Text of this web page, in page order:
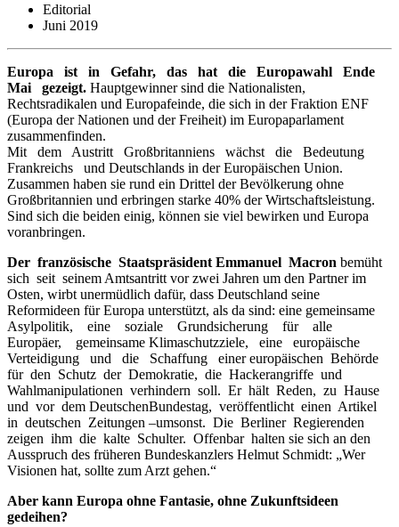
Editorial
Juni 2019
Europa ist in Gefahr, das hat die Europawahl Ende
Mai gezeigt. Hauptgewinner sind die Nationalisten,
Rechtsradikalen und Europafeinde, die sich in der Fraktion ENF
(Europa der Nationen und der Freiheit) im Europaparlament
zusammenfinden.
Mit dem Austritt Großbritanniens wächst die Bedeutung
Frankreichs und Deutschlands in der Europäischen Union.
Zusammen haben sie rund ein Drittel der Bevölkerung ohne
Großbritannien und erbringen starke 40% der Wirtschaftsleistung.
Sind sich die beiden einig, können sie viel bewirken und Europa
voranbringen.
Der französische Staatspräsident Emmanuel Macron bemüht
sich seit seinem Amtsantritt vor zwei Jahren um den Partner im
Osten, wirbt unermüdlich dafür, dass Deutschland seine
Reformideen für Europa unterstützt, als da sind: eine gemeinsame
Asylpolitik, eine soziale Grundsicherung für alle
Europäer, gemeinsame Klimaschutzziele, eine europäische
Verteidigung und die Schaffung einer europäischen Behörde
für den Schutz der Demokratie, die Hackerangriffe und
Wahlmanipulationen verhindern soll. Er hält Reden, zu Hause
und vor dem DeutschenBundestag, veröffentlicht einen Artikel
in deutschen Zeitungen –umsonst. Die Berliner Regierenden
zeigen ihm die kalte Schulter. Offenbar halten sie sich an den
Ausspruch des früheren Bundeskanzlers Helmut Schmidt: „Wer
Visionen hat, sollte zum Arzt gehen.“
Aber kann Europa ohne Fantasie, ohne Zukunftsideen
gedeihen?